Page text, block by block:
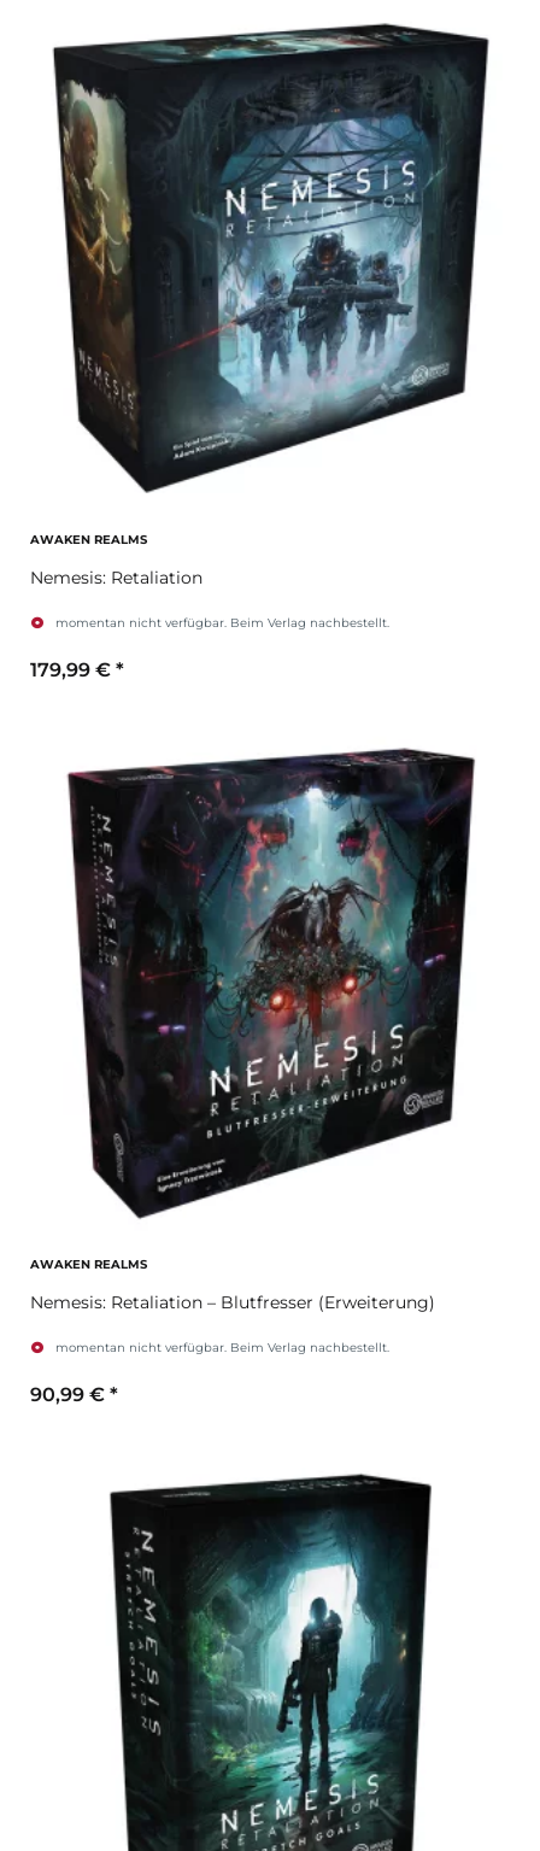
AWAKEN REALMS
Nemesis: Retaliation
momentan nicht verfügbar. Beim Verlag nachbestellt.
179,99 € *
AWAKEN REALMS
Nemesis: Retaliation – Blutfresser (Erweiterung)
momentan nicht verfügbar. Beim Verlag nachbestellt.
90,99 € *